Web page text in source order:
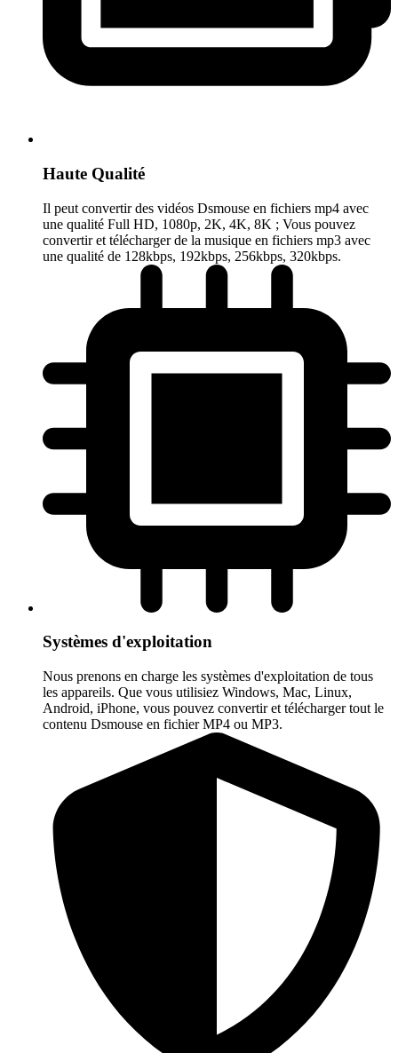
Haute Qualité
Il peut convertir des vidéos Dsmouse en fichiers mp4 avec
une qualité Full HD, 1080p, 2K, 4K, 8K ; Vous pouvez
convertir et télécharger de la musique en fichiers mp3 avec
une qualité de 128kbps, 192kbps, 256kbps, 320kbps.
Systèmes d'exploitation
Nous prenons en charge les systèmes d'exploitation de tous
les appareils. Que vous utilisiez Windows, Mac, Linux,
Android, iPhone, vous pouvez convertir et télécharger tout le
contenu Dsmouse en fichier MP4 ou MP3.